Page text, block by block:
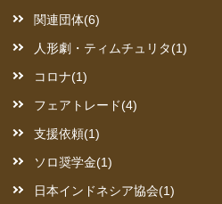
関連団体(6)
人形劇・ティムチュリタ(1)
コロナ(1)
フェアトレード(4)
支援依頼(1)
ソロ奨学金(1)
日本インドネシア協会(1)